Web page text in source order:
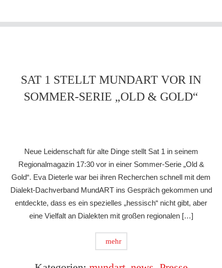
SAT 1 STELLT MUNDART VOR IN
SOMMER-SERIE „OLD & GOLD“
Neue Leidenschaft für alte Dinge stellt Sat 1 in seinem
Regionalmagazin 17:30 vor in einer Sommer-Serie „Old &
Gold“. Eva Dieterle war bei ihren Recherchen schnell mit dem
Dialekt-Dachverband MundART ins Gespräch gekommen und
entdeckte, dass es ein spezielles „hessisch“ nicht gibt, aber
eine Vielfalt an Dialekten mit großen regionalen […]
mehr